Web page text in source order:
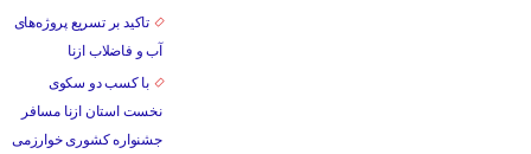
تاکید بر تسریع پروژه‌های
آب و فاضلاب ازنا
با کسب دو سکوی
نخست استان ازنا مسافر
جشنواره کشوری خوارزمی